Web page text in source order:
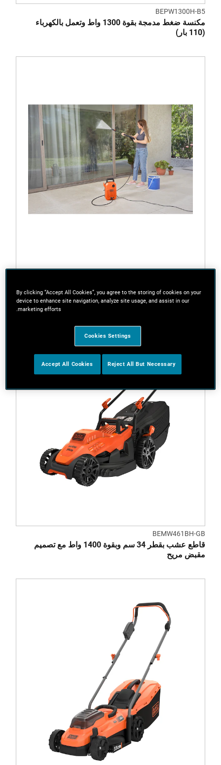
BEPW1300H-B5
مكنسة ضغط مدمجة بقوة 1300 واط وتعمل بالكهرباء
(110 بار)
غسالة ضغط مدمجة بالكهرباء
BEMW461BH-GB
قاطع عشب بقطر 34 سم وبقوة 1400 واط مع تصميم
مقبض مريح
By clicking “Accept All Cookies”, you agree to the storing of cookies on your
device to enhance site navigation, analyze site usage, and assist in our
marketing efforts.
Cookies Settings
Reject All But Necessary
Accept All Cookies